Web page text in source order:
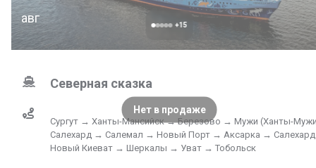
Нет в продаже
+15
авг
Северная сказка
Сургут → Ханты-Мансийск → Березово → Мужи (Ханты-
Салехард → Салемал → Новый Порт → Аксарка →
Новый Киеват → Шеркалы → Уват → Тобольск